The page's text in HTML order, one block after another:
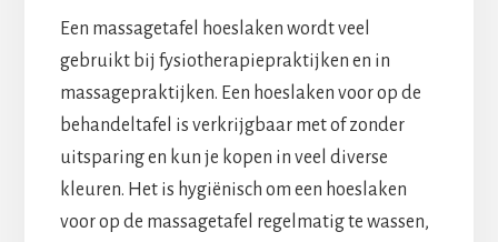
Een massagetafel hoeslaken wordt veel
gebruikt bij fysiotherapiepraktijken en in
massagepraktijken. Een hoeslaken voor op de
behandeltafel is verkrijgbaar met of zonder
uitsparing en kun je kopen in veel diverse
kleuren. Het is hygiënisch om een hoeslaken
voor op de massagetafel regelmatig te wassen,